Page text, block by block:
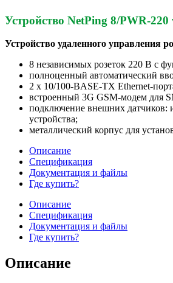
Устройство NetPing 8/PWR-220
Устройство удаленного управления
8 независимых розеток 220 В с
полноценный автоматический
2 х 10/100-BASE-TX Ethernet-
встроенный 3G GSM-модем для
подключение внешних датчиков:
устройства;
металлический корпус для
Описание
Спецификация
Документация и файлы
Где купить?
Описание
Спецификация
Документация и файлы
Где купить?
Описание